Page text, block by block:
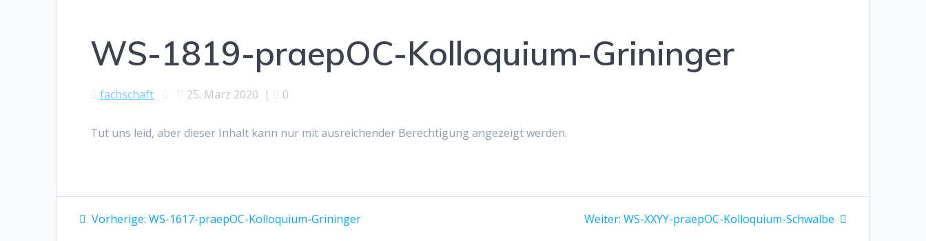
WS-1819-praepOC-Kolloquium-Grininger
fachschaft 25. März 2020 | 0
Tut uns leid, aber dieser Inhalt kann nur mit ausreichender Berechtigung angezeigt werden.
Beitragsnavigation
Vorherige: Vorheriger
WS-1617-praepOC-Kolloquium-Grininger Weiter: Nächster
WS-XXYY-praepOC-Kolloquium-Schwalbe